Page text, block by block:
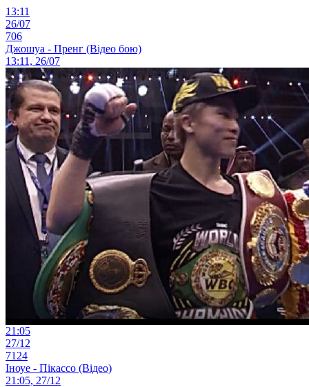
13:11
26/07
706
Джошуа - Пренг (Відео бою)
13:11, 26/07
21:05
27/12
7124
Іноуе - Пікассо (Відео)
21:05, 27/12